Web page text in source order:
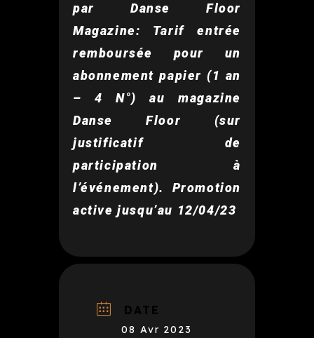
par Danse Floor
Magazine: Tarif entrée
remboursée pour un
abonnement papier (1 an
– 4 N°) au magazine
Danse Floor (sur
justificatif de
participation à
l’événement). Promotion
active jusqu’au 12/04/23
DATE
08 Avr 2023